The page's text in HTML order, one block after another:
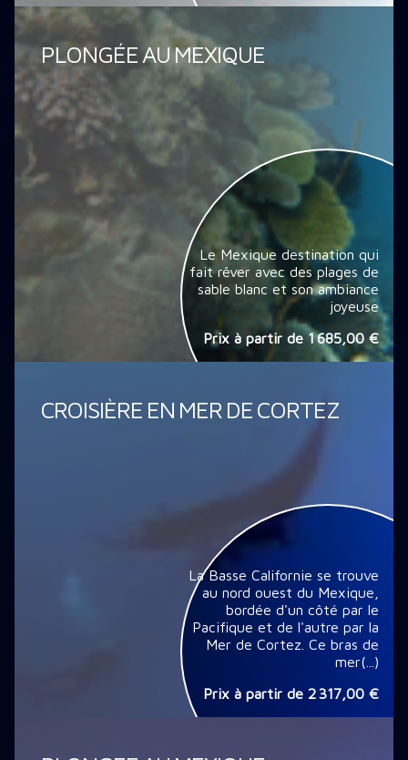
PLONGÉE AU MEXIQUE
Le Mexique destination qui
fait rêver avec des plages de
sable blanc et son ambiance
joyeuse
Prix à partir de1 685,00 €
CROISIÈRE EN MER DE CORTEZ
La Basse Californie se trouve
au nord ouest du Mexique,
bordée d'un côté par le
Pacifique et de l'autre par la
Mer de Cortez. Ce bras de
mer(...)
Prix à partir de 2 317,00 €